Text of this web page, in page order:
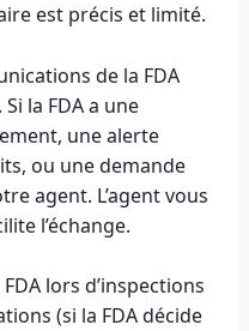
est précis et limité.
de la FDA
la FDA a une
une alerte
ou une demande
agent. L’agent vous
l’échange.
lors d’inspections
(si la FDA décide